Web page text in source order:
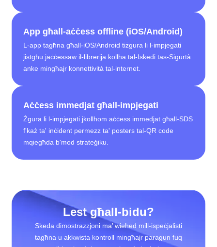
App għall-aċċess offline (iOS/Android)
L-app tagħna għall-iOS/Android tiżgura li l-impjegati
jistgħu jaċċessaw il-librerija kollha tal-Iskedi tas-Sigurtà
anke mingħajr konnettività tal-internet.
Aċċess immedjat għall-impjegati
Żgura li l-impjegati jkollhom aċċess immedjat għall-SDS
f'każ ta' inċident permezz ta' posters tal-QR code
mqiegħda b'mod strateġiku.
Lest għall-bidu?
Skeda dimostrazzjoni ma’ wieħed mill-ispeċjalisti
tagħna u akkwista kontroll mingħajr paragun fuq